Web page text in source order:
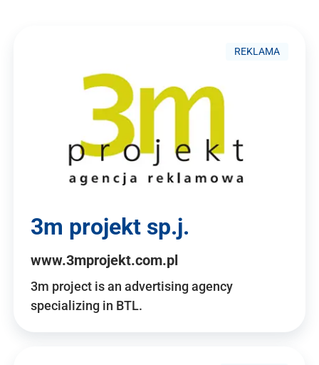
REKLAMA
3m projekt sp.j.
www.3mprojekt.com.pl
3m project is an advertising agency
specializing in BTL.